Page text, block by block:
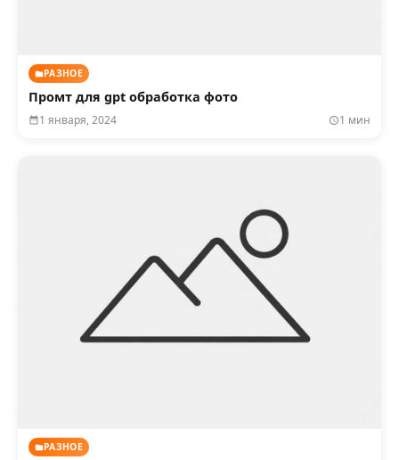
РАЗНОЕ
Промт для gpt обработка фото
1 января, 2024 1 мин
РАЗНОЕ